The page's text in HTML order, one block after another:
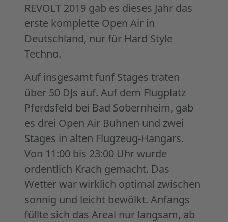
REVOLT 2019 gab es dieses Jahr das
erste komplette Open Air in
Deutschland, nur für Hard Style
Techno.
Auf insgesamt fünf Stages traten
über 50 DJs auf. Auf dem Flugplatz
Pferdsfeld bei Bad Sobernheim, gab
es drei Open Air Bühnen und zwei
Stages in alten Flugzeug-Hangars.
Von 11:00 bis 23:00 Uhr wurde
ordentlich Krach gemacht. Das
Wetter war wirklich optimal zwischen
sonnig und leicht bewölkt. Anfangs
füllte sich das Areal nur langsam, ab